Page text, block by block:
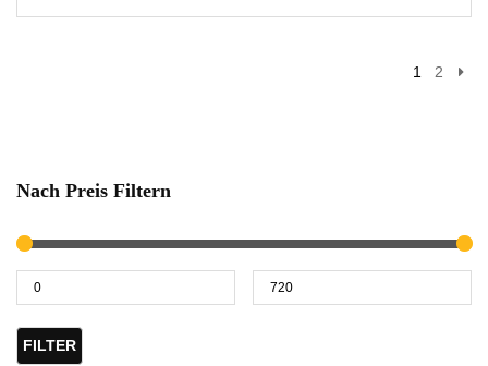
Nach Preis Filtern
FILTER
1 2